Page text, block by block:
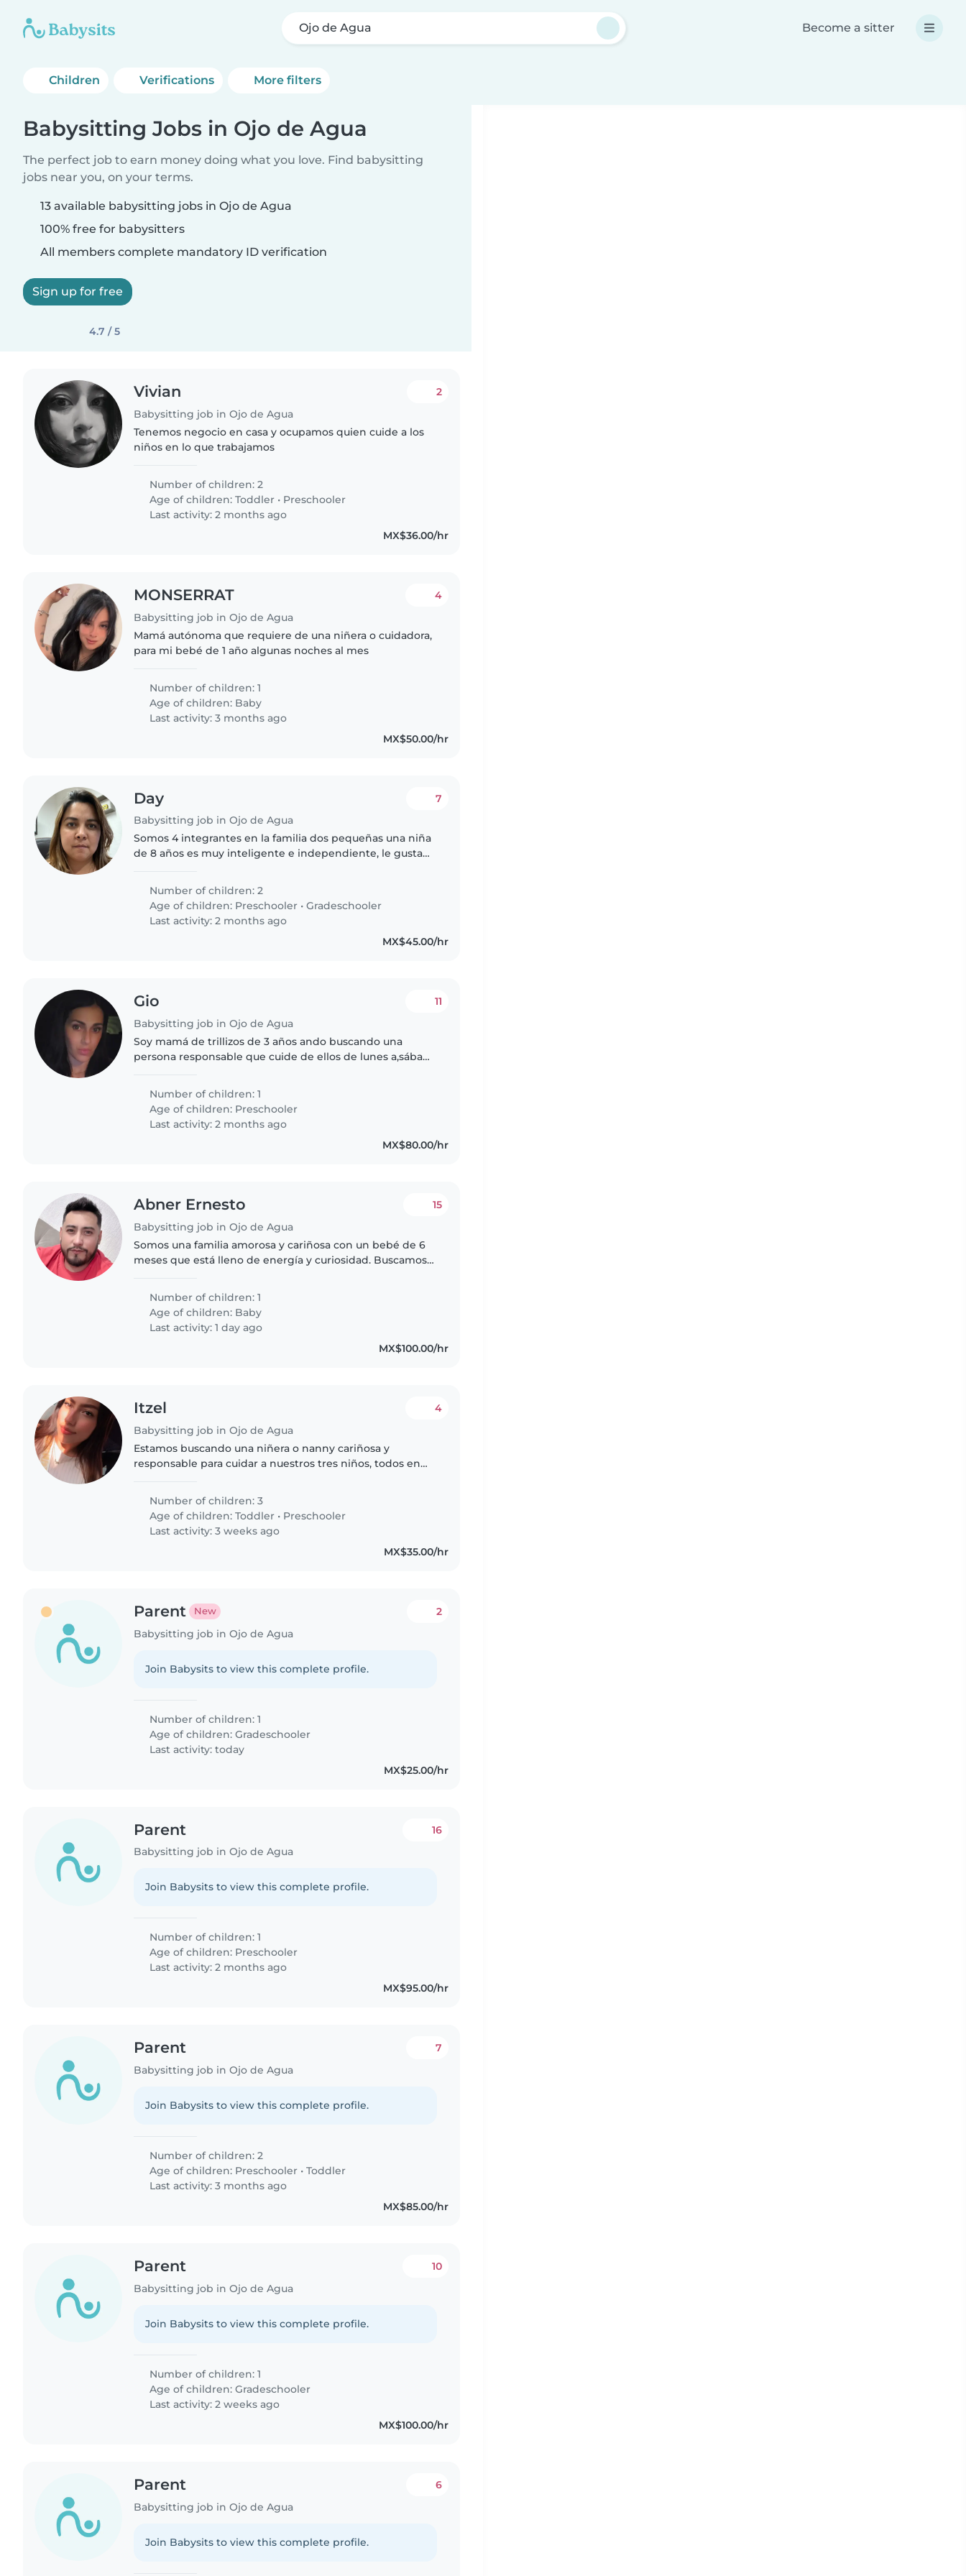
Ojo de Agua Become a sitter
Children Verifications More filters
Babysitting Jobs in Ojo de Agua
The perfect job to earn money doing what you love. Find babysitting
jobs near you, on your terms.
13 available babysitting jobs in Ojo de Agua
100% free for babysitters
All members complete mandatory ID verification
Sign up for free
4.7 / 5
Vivian
Babysitting job in Ojo de Agua
2
Tenemos negocio en casa y ocupamos quien cuide a los
niños en lo que trabajamos
Number of children: 2
Age of children:Toddler • Preschooler
Last activity: 2 months ago
MX$36.00/hr
MONSERRAT
Babysitting job in Ojo de Agua
4
Mamá autónoma que requiere de una niñera o cuidadora,
para mi bebé de 1 año algunas noches al mes
Number of children: 1
Age of children: Baby
Last activity: 3 months ago
MX$50.00/hr
Day
Babysitting job in Ojo de Agua
7
Somos 4 integrantes en la familia dos pequeñas una niña
de 8 años es muy inteligente e independiente, le gusta
vamos a terapias..
Number of children: 2
Age of children: Preschooler •Gradeschooler
Last activity: 2 months ago
MX$45.00/hr
Gio
Babysitting job in Ojo de Agua
11
Soy mamá de trillizos de 3 años ando buscando una
persona responsable que cuide de ellos de lunes a,sábado
cuando son niños tranquilos..
Number of children: 1
Age of children: Preschooler
Last activity: 2 months ago
MX$80.00/hr
Abner Ernesto
Babysitting job in Ojo de Agua
15
Somos una familia amorosa y cariñosa con un bebé de 6
meses que está lleno de energía y curiosidad. Buscamos
nuestro pequeño..
Number of children: 1
Age of children: Baby
Last activity: 1 day ago
MX$100.00/hr
Itzel
Babysitting job in Ojo de Agua
4
Estamos buscando una niñera o nanny cariñosa y
responsable para cuidar a nuestros tres niños, todos en
amigables e inteligentes, y..
Number of children: 3
Age of children:Toddler • Preschooler
Last activity: 3 weeks ago
MX$35.00/hr
Parent New
Babysitting job in Ojo de Agua
2
Join Babysits to view this complete profile.
Number of children: 1
Age of children:Gradeschooler
Last activity: today
MX$25.00/hr
Parent
Babysitting job in Ojo de Agua
16
Join Babysits to view this complete profile.
Number of children: 1
Age of children: Preschooler
Last activity: 2 months ago
MX$95.00/hr
Parent
Babysitting job in Ojo de Agua
7
Join Babysits to view this complete profile.
Number of children: 2
Age of children: Preschooler •Toddler
Last activity: 3 months ago
MX$85.00/hr
Parent
Babysitting job in Ojo de Agua
10
Join Babysits to view this complete profile.
Number of children: 1
Age of children:Gradeschooler
Last activity: 2 weeks ago
MX$100.00/hr
Parent
Babysitting job in Ojo de Agua
6
Join Babysits to view this complete profile.